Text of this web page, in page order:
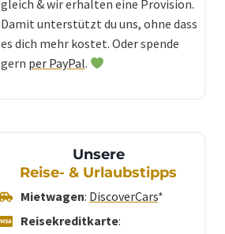
gleich & wir erhalten eine Provision.
Damit unterstützt du uns, ohne dass
es dich mehr kostet. Oder spende
gern per PayPal.
Unsere
Reise- & Urlaubstipps
Mietwagen: DiscoverCars*
Reisekreditkarte: